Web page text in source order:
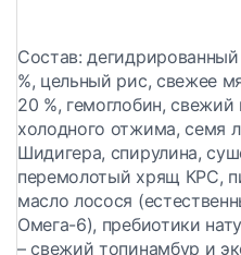
Состав: дегидрированный
%, цельный рис, свежее
20 %, гемоглобин,
холодного отжима, семя
Шидигера, спирулина,
перемолотый хрящ КРС,
масло лосося
Омега-6), пребиотики
– свежий топинамбур и